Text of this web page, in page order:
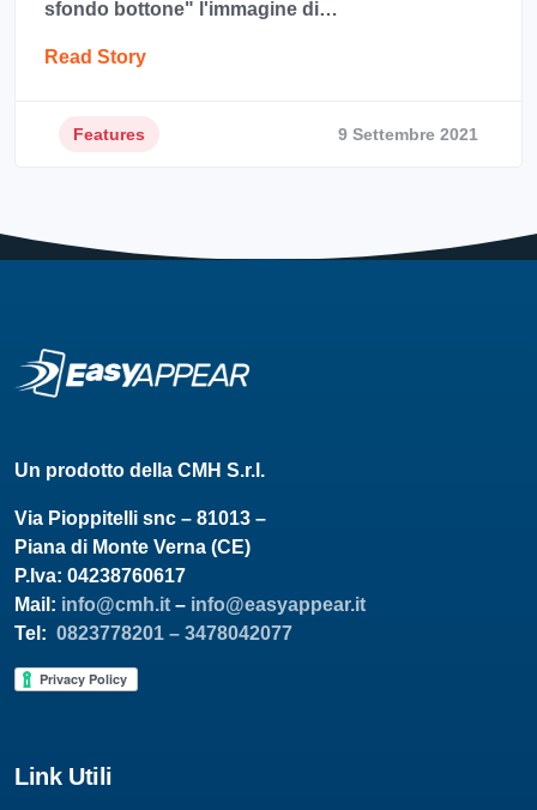
sfondo bottone" l'immagine di…
Read Story
Features 9 Settembre 2021
Un prodotto della CMH S.r.l.
Via Pioppitelli snc – 81013 –
Piana di Monte Verna (CE)
P.Iva: 04238760617
Mail: info@cmh.it – info@easyappear.it
Tel: 0823778201 – 3478042077
Link Utili